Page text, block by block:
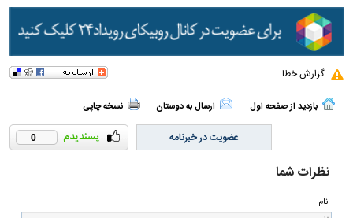
گزارش خطا
بازدید از صفحه اول ارسال به دوستان نسخه چاپی
0 عضویت در خبرنامه
نظرات شما
نام